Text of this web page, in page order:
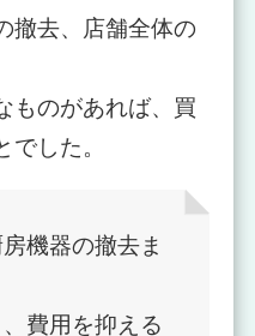
撤去、店舗全体の
ものがあれば、買
した。
機器の撤去ま
費用を抑える